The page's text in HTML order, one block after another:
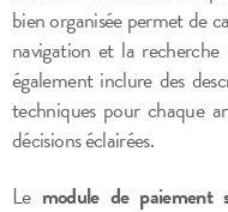
bien organisée permet de
navigation et la
également inclure des
techniques pour chaque
décisions éclairées.
Le module de paiement